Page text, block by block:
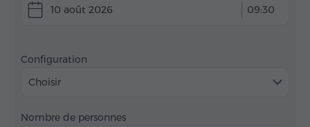
10 août 2026
09:30
Configuration
Choisir
Nombre de personnes